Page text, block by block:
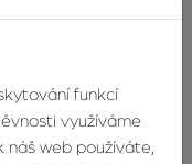
funkcí
využíváme
web používáte,